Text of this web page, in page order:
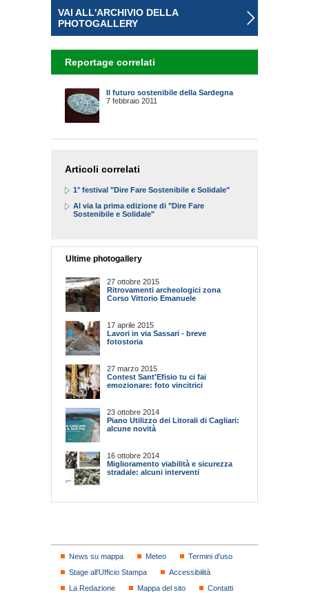
VAI ALL'ARCHIVIO DELLA
PHOTOGALLERY
Reportage correlati
Il futuro sostenibile della Sardegna
7 febbraio 2011
Articoli correlati
1° festival "Dire Fare Sostenibile e Solidale"
Al via la prima edizione di "Dire Fare
Sostenibile e Solidale"
Ultime photogallery
27 ottobre 2015
Ritrovamenti archeologici zona
Corso Vittorio Emanuele
17 aprile 2015
Lavori in via Sassari - breve
fotostoria
27 marzo 2015
Contest Sant'Efisio tu ci fai
emozionare: foto vincitrici
23 ottobre 2014
Piano Utilizzo dei Litorali di Cagliari:
alcune novità
16 ottobre 2014
Miglioramento viabilità e sicurezza
stradale: alcuni interventi
News su mappa Meteo
Termini d'uso
Stage all'Ufficio Stampa
Accessibilità
La Redazione
Mappa del sito Contatti